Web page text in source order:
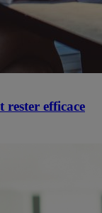
rester efficace